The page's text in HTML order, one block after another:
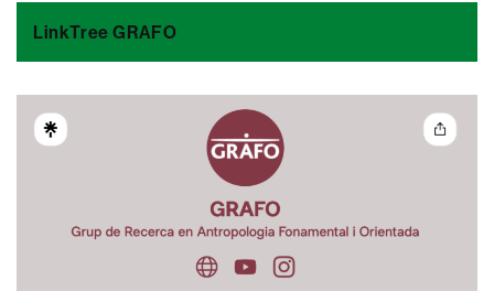
LinkTree GRAFO